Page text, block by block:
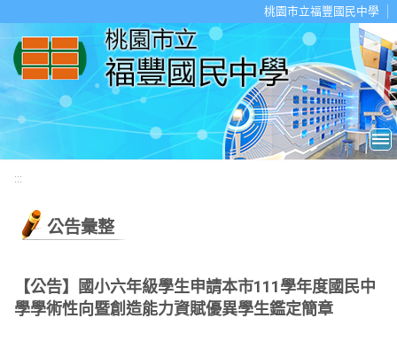
桃園市立福豐國民中學
:::
公告彙整
【公告】國小六年級學生申請本市111學年度國民中
學學術性向暨創造能力資賦優異學生鑑定簡章